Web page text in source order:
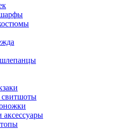
свитшоты